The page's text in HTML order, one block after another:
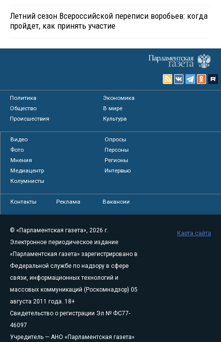
Летний сезон Всероссийской переписи воробьев: когда
пройдет, как принять участие
Политика
Экономика
Общество
В мире
Происшествия
Культура
Видео
Опросы
Фото
Персоны
Мнения
Регионы
Медиацентр
Интервью
Колумнисты
Контакты Реклама Вакансии
© «Парламентская газета», 2026 г.
Электронное периодическое издание
«Парламентская газета» зарегистрировано в
Федеральной службе по надзору в сфере
связи, информационных технологий и
массовых коммуникаций (Роскомнадзор) 05
августа 2011 года. 18+
Свидетельство о регистрации Эл № ФС77-
46097
Учредитель — АНО «Парламентская газета»
Карта сайта